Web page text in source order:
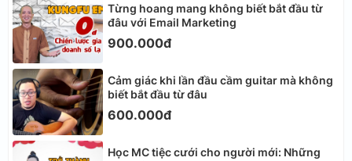
Từng hoang mang không biết bắt đầu từ
đâu với Email Marketing
900.000đ
Cảm giác khi lần đầu cầm guitar mà không
biết bắt đầu từ đâu
600.000đ
Học MC tiệc cưới cho người mới: Những